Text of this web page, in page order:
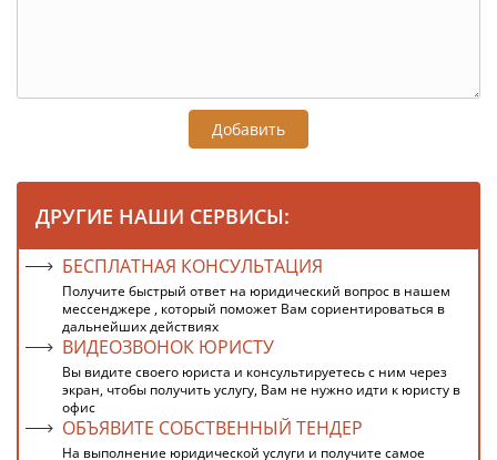
Добавить
ДРУГИЕ НАШИ СЕРВИСЫ:
БЕСПЛАТНАЯ КОНСУЛЬТАЦИЯ
Получите быстрый ответ на юридический вопрос в нашем
мессенджере , который поможет Вам сориентироваться в
дальнейших действиях
ВИДЕОЗВОНОК ЮРИСТУ
Вы видите своего юриста и консультируетесь с ним через
экран, чтобы получить услугу, Вам не нужно идти к юристу в
офис
ОБЪЯВИТЕ СОБСТВЕННЫЙ ТЕНДЕР
На выполнение юридической услуги и получите самое